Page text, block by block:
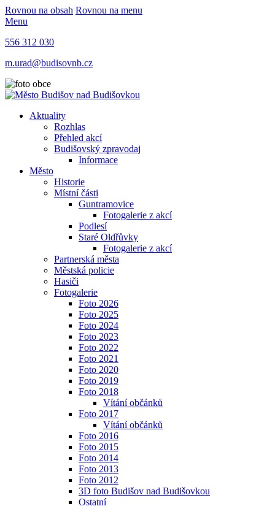
Rovnou na obsah Rovnou na menu
Menu
556 312 030
m.urad@budisovnb.cz
Aktuality
Rozhlas
Přehled akcí
Budišovský zpravodaj
Informace
Město
Historie
Místní části
Guntramovice
Fotogalerie z akcí
Podlesí
Staré Oldřůvky
Fotogalerie z akcí
Partnerská města
Městská policie
Hasiči
Fotogalerie
Foto 2026
Foto 2025
Foto 2024
Foto 2023
Foto 2022
Foto 2021
Foto 2020
Foto 2019
Foto 2018
Vítání občánků
Foto 2017
Vítání občánků
Foto 2016
Foto 2015
Foto 2014
Foto 2013
Foto 2012
3D foto Budišov nad Budišovkou
Ostatní